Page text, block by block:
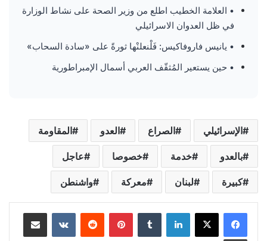
• العلامة الخطيب اطلع من وزير الصحة على نشاط الوزارة
في ظل العدوان الاسرائيلي
• يانيس فاروفاكيس: فَلْنعلنْها ثورةً على «سادة السحاب»
• حين يستعير المُثقّف العربي أسمال الإمبراطورية
الإسرائيلي الصراع العدو المقاومة
بالعدو خدمة خصوصا عاجل
كبيرة لبنان معركة واشنطن
لينكدإن بينتيريست